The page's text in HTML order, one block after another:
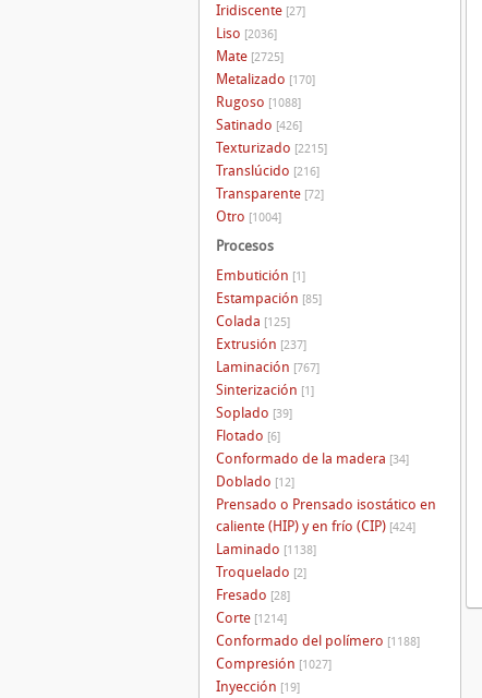
Iridiscente [27]
Liso [2036]
Mate [2725]
Metalizado [170]
Rugoso [1088]
Satinado [426]
Texturizado [2215]
Translúcido [216]
Transparente [72]
Otro [1004]
Procesos
Embutición [1]
Estampación [85]
Colada [125]
Extrusión [237]
Laminación [767]
Sinterización [1]
Soplado [39]
Flotado [6]
Conformado de la madera [34]
Doblado [12]
Prensado o Prensado isostático en
caliente (HIP) y en frío (CIP) [424]
Laminado [1138]
Troquelado [2]
Fresado [28]
Corte [1214]
Conformado del polímero [1188]
Compresión [1027]
Inyección [19]